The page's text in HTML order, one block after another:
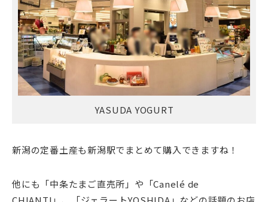
YASUDA YOGURT
新潟の定番土産も新潟駅でまとめて購入できますね！
他にも「中条たまご直売所」や「Canelé de